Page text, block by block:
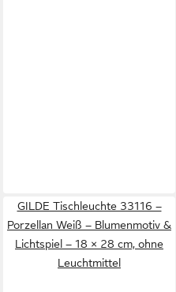
GILDE Tischleuchte 33116 –
Porzellan Weiß – Blumenmotiv &
Lichtspiel – 18 × 28 cm, ohne
Leuchtmittel